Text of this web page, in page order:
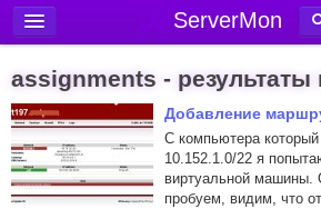
ServerMon
Новости
Блог
Статьи
assignments - результаты
Добавление
С компьютера
10.152.1.0/22 я
виртуальной машины.
пробуем, видим, что